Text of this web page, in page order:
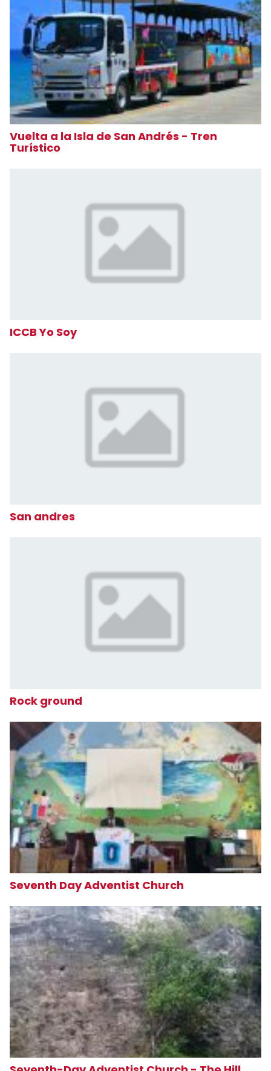
Vuelta a la Isla de San Andrés - Tren
Turístico
ICCB Yo Soy
San andres
Rock ground
Seventh Day Adventist Church